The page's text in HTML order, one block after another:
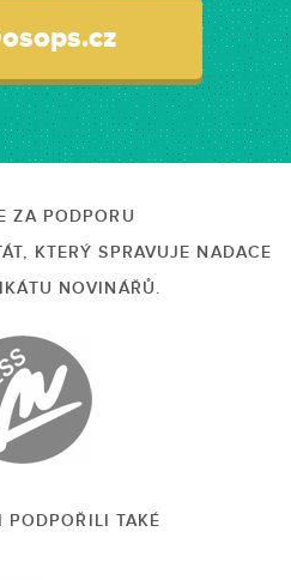
ZA PODPORU
KTERÝ SPRAVUJE NADACE
NOVINÁŘŮ.
PODPOŘILI TAKÉ